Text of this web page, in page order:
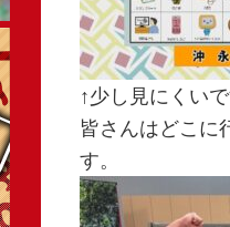
↑少し見にくい
皆さんはどこに
す。